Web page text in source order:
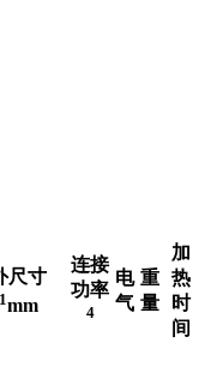
尺寸
1mm
连接
功率
4
电
气
重
量
加
热
时
间